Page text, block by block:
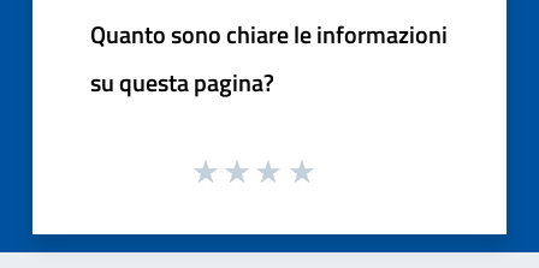
Quanto sono chiare le informazioni
su questa pagina?